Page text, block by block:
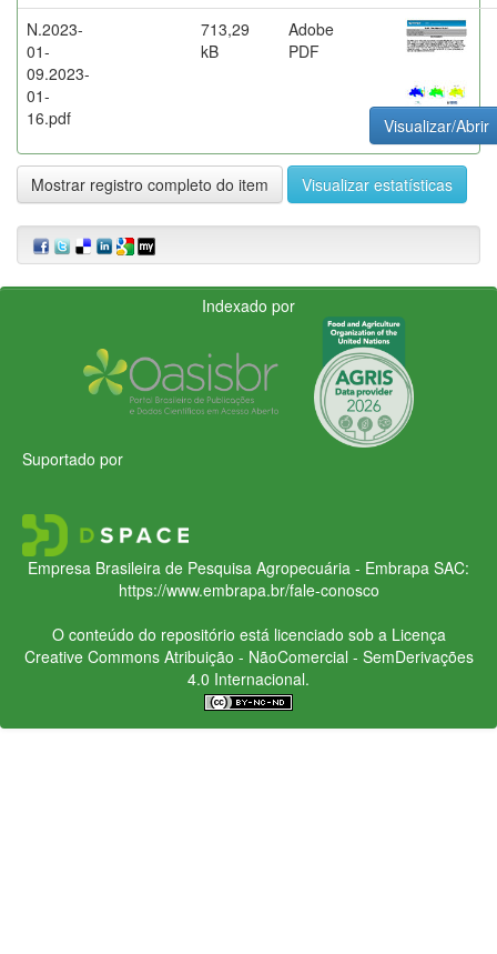
N.2023-
01-
09.2023-
01-
16.pdf
713,29
kB
Adobe
PDF
Visualizar/Abrir
Mostrar registro completo do item Visualizar estatísticas
Indexado por
Suportado por
Empresa Brasileira de Pesquisa Agropecuária - Embrapa SAC:
https://www.embrapa.br/fale-conosco
O conteúdo do repositório está licenciado sob a Licença
Creative CommonsAtribuição - NãoComercial - SemDerivações
4.0 Internacional.